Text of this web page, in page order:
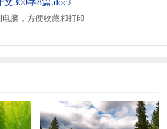
脑，方便收藏和打印